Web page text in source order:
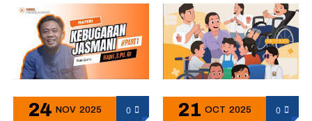
24 NOV 2025 0 21 OCT 2025 0